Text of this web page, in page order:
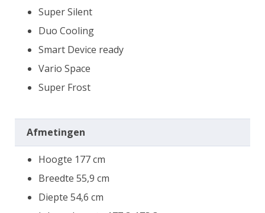
Super Silent
Duo Cooling
Smart Device ready
Vario Space
Super Frost
Afmetingen
Hoogte 177 cm
Breedte 55,9 cm
Diepte 54,6 cm